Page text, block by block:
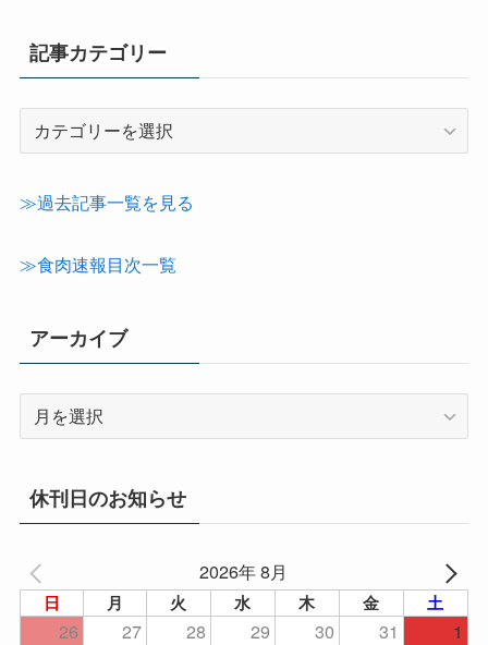
記事カテゴリー
テ
≫過去記事一覧を見る
≫食肉速報目次一覧
アーカイブ
イ
ブ
休刊日のお知らせ
2026年 8月
日 月 火 水 木 金 土
26 27 28 29 30 31
1